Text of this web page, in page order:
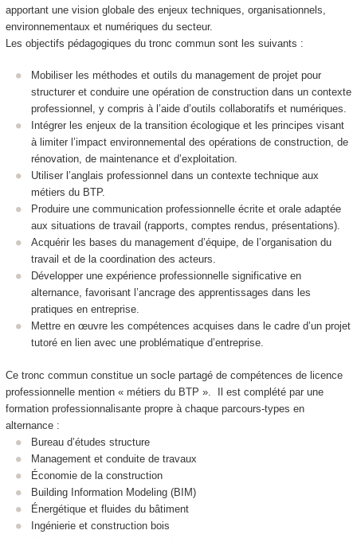
apportant une vision globale des enjeux techniques, organisationnels,
environnementaux et numériques du secteur.
Les objectifs pédagogiques du tronc commun sont les suivants :
Mobiliser les méthodes et outils du management de projet pour
structurer et conduire une opération de construction dans un contexte
professionnel, y compris à l’aide d’outils collaboratifs et numériques.
Intégrer les enjeux de la transition écologique et les principes visant
à limiter l’impact environnemental des opérations de construction, de
rénovation, de maintenance et d’exploitation.
Utiliser l’anglais professionnel dans un contexte technique aux
métiers du BTP.
Produire une communication professionnelle écrite et orale adaptée
aux situations de travail (rapports, comptes rendus, présentations).
Acquérir les bases du management d’équipe, de l’organisation du
travail et de la coordination des acteurs.
Développer une expérience professionnelle significative en
alternance, favorisant l’ancrage des apprentissages dans les
pratiques en entreprise.
Mettre en œuvre les compétences acquises dans le cadre d’un projet
tutoré en lien avec une problématique d’entreprise.
Ce tronc commun constitue un socle partagé de compétences de licence
professionnelle mention « métiers du BTP ». Il est complété par une
formation professionnalisante propre à chaque parcours-types en
alternance:
Bureau d’études structure
Management et conduite de travaux
Économie de la construction
Building Information Modeling (BIM)
Énergétique et fluides du bâtiment
Ingénierie et construction bois